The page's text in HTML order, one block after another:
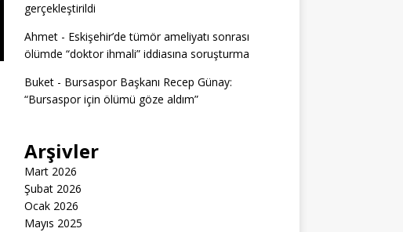
gerçekleştirildi
Ahmet- Eskişehir’de tümör ameliyatı sonrası
ölümde “doktor ihmali” iddiasına soruşturma
Buket- Bursaspor Başkanı Recep Günay:
“Bursaspor için ölümü göze aldım”
Arşivler
Mart 2026
Şubat 2026
Ocak 2026
Mayıs 2025